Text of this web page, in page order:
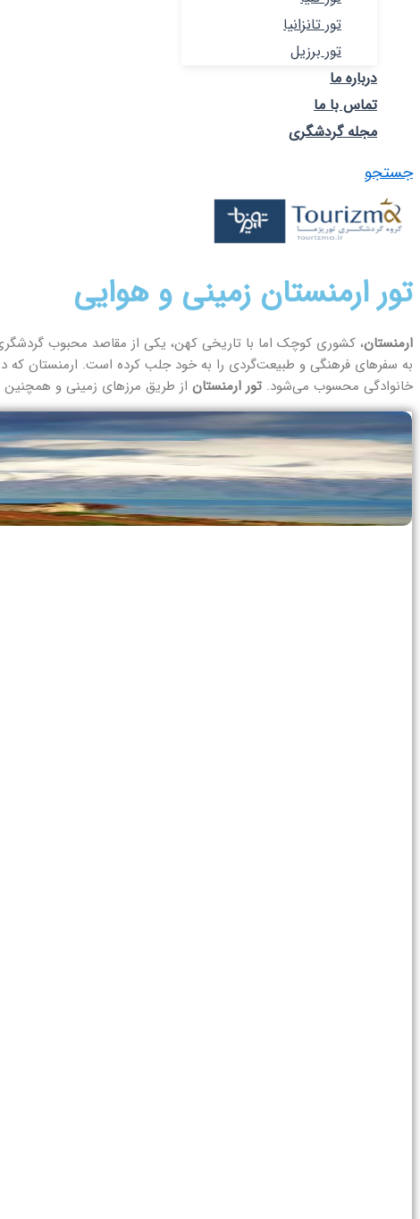
تور تانزانیا
تور برزیل
درباره ما
تماس با ما
مجله گردشگری
جستجو
تور ارمنستان زمینی و هوایی
ارمنستان، کشوری کوچک اما با تاریخی کهن، یکی از مقاصد محبوب گردشگری
به سفرهای فرهنگی و طبیعت‌گردی را به خود جلب کرده است. ارمنستان که
خانوادگی محسوب می‌شود. تور ارمنستان از طریق مرزهای زمینی و همچنین